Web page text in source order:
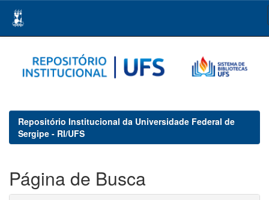
navigation
Repositório Institucional da Universidade Federal de
Sergipe - RI/UFS
Página de Busca